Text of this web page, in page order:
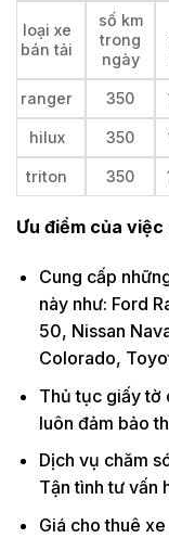
loại xe
bán tải
số km
trong
ngày
ranger 350
hilux 350
triton 350
Ưu điểm của
Cung cấp
này như: Ford
50, Nissan
Colorado,
Thủ tục giấy tờ
luôn đảm bảo
Dịch vụ chăm
Tận tình tư vấn
Giá cho thuê